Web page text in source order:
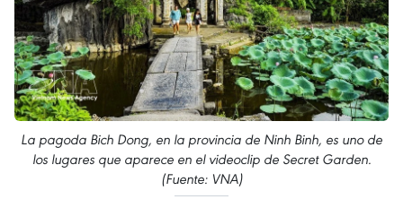
La pagoda Bich Dong, en la provincia de Ninh Binh, es uno de
los lugares que aparece en el videoclip de Secret Garden.
(Fuente: VNA)